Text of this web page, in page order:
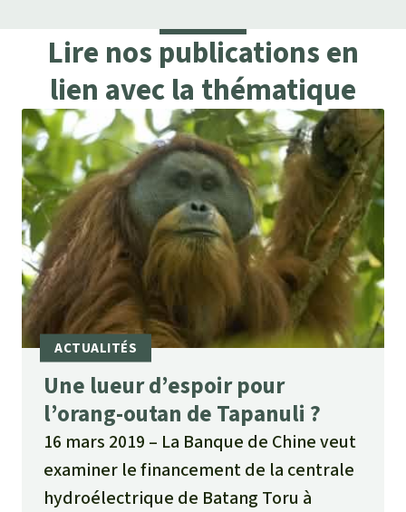
Lire nos publications en
lien avec la thématique
Une lueur d’espoir pour
l’orang-outan de Tapanuli ?
16 mars 2019
La Banque de Chine veut
examiner le financement de la centrale
hydroélectrique de Batang Toru à